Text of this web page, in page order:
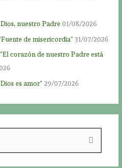
nuestro Padre 01/08/2026
de misericordia” 31/07/2026
corazón de nuestro Padre está
es amor” 29/07/2026